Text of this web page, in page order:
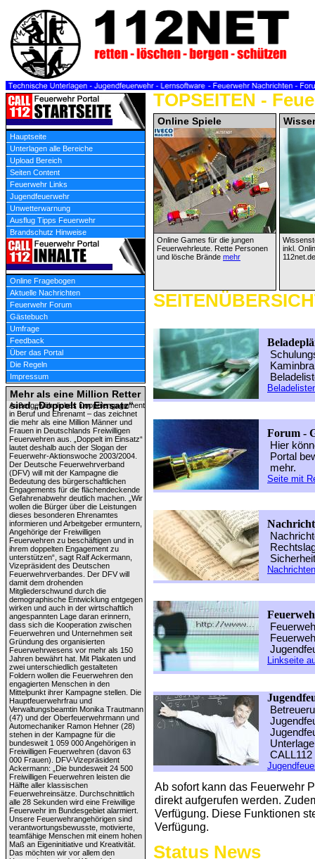
Hauptseite
Unterlagen alle Bereiche
Upload Bereich
Seiten Content
Feuerwehr Links
Jugendfeuerwehr
Unwetterwarnung
Ausflug Tipps Feuerwehr
Brandschutz Hinweise
Online Fragebogen
Aktuelle Nachrichten
Feuerwehr Forum
Gästebuch
Umfrage
Feedback
Über das Portal
Die Regeln
Impressum
Mehr als eine Million Retter
sind „Doppelt im Einsatz“
Außergewöhnliches Doppelengagement
in Beruf und Ehrenamt – das zeichnet
die mehr als eine Million Männer und
Frauen in Deutschlands Freiwilligen
Feuerwehren aus. „Doppelt im Einsatz“
lautet deshalb auch der Slogan der
Feuerwehr-Aktionswoche 2003/2004.
Der Deutsche Feuerwehrverband
(DFV) will mit der Kampagne die
Bedeutung des bürgerschaftlichen
Engagements für die flächendeckende
Gefahrenabwehr deutlich machen. „Wir
wollen die Bürger über die Leistungen
dieses besonderen Ehrenamtes
informieren und Arbeitgeber ermuntern,
Angehörige der Freiwilligen
Feuerwehren zu beschäftigen und in
ihrem doppelten Engagement zu
unterstützen“, sagt Ralf Ackermann,
Vizepräsident des Deutschen
Feuerwehrverbandes. Der DFV will
damit dem drohenden
Mitgliederschwund durch die
demographische Entwicklung entgegen
wirken und auch in der wirtschaftlich
angespannten Lage daran erinnern,
dass sich die Kooperation zwischen
Feuerwehren und Unternehmen seit
Gründung des organisierten
Feuerwehrwesens vor mehr als 150
Jahren bewährt hat. Mit Plakaten und
zwei unterschiedlich gestalteten
Foldern wollen die Feuerwehren den
engagierten Menschen in den
Mittelpunkt ihrer Kampagne stellen. Die
Hauptfeuerwehrfrau und
Verwaltungsbeamtin Monika Trautmann
(47) und der Oberfeuerwehrmann und
Automechaniker Ramon Hehner (28)
stehen in der Kampagne für die
bundesweit 1 059 000 Angehörigen in
Freiwilligen Feuerwehren (davon 63
000 Frauen). DFV-Vizepräsident
Ackermann: „Die bundesweit 24 500
Freiwilligen Feuerwehren leisten die
Hälfte aller klassischen
Feuerwehreinsätze. Durchschnittlich
alle 28 Sekunden wird eine Freiwillige
Feuerwehr im Bundesgebiet alarmiert.
Unsere Feuerwehrangehörigen sind
verantwortungsbewusste, motivierte,
teamfähige Menschen mit einem hohen
Maß an Eigeninitiative und Kreativität.
Das möchten wir vor allem den
TOPSEITEN -
Online Spiele
Online Games für die jungen
Feuerwehrleute. Rette Personen
und lösche Brände mehr
inkl.
Forum -
Hier
Portal
mehr.
Seite mit
Linkseite
CALL112
Ab sofort kann das Feuerwehr
direkt aufgerufen werden.
Verfügung. Diese Funktionen
Verfügung.
Status News